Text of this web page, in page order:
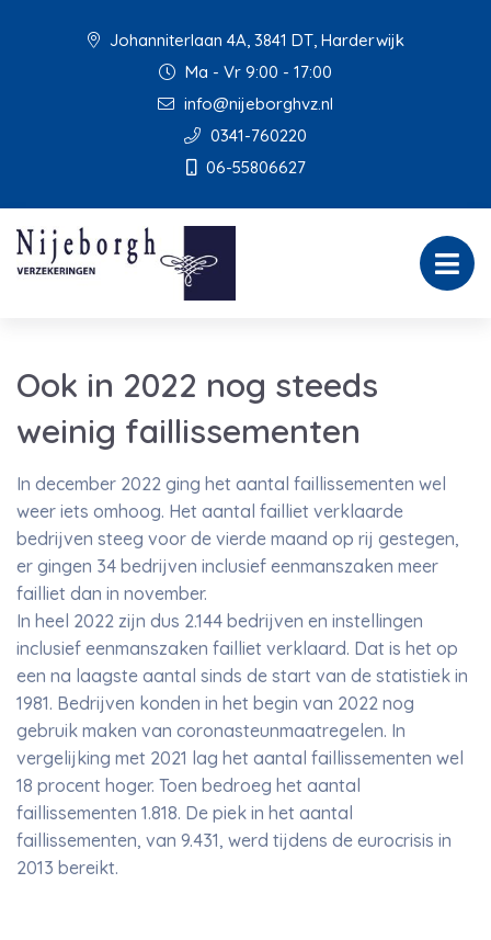
Johanniterlaan 4A, 3841 DT, Harderwijk
Ma - Vr 9:00 - 17:00
info@nijeborghvz.nl
0341-760220
06-55806627
Ook in 2022 nog steeds
weinig faillissementen
In december 2022 ging het aantal faillissementen wel
weer iets omhoog. Het aantal failliet verklaarde
bedrijven steeg voor de vierde maand op rij gestegen,
er gingen 34 bedrijven inclusief eenmanszaken meer
failliet dan in november.
In heel 2022 zijn dus 2.144 bedrijven en instellingen
inclusief eenmanszaken failliet verklaard. Dat is het op
een na laagste aantal sinds de start van de statistiek in
1981. Bedrijven konden in het begin van 2022 nog
gebruik maken van coronasteunmaatregelen. In
vergelijking met 2021 lag het aantal faillissementen wel
18 procent hoger. Toen bedroeg het aantal
faillissementen 1.818. De piek in het aantal
faillissementen, van 9.431, werd tijdens de eurocrisis in
2013 bereikt.